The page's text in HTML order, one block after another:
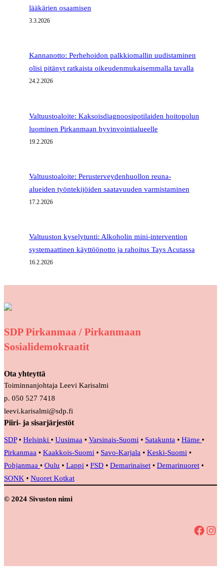
lääkärien osaamisen
3.3.2026
Kannanotto: Perhehoidon palkkiomallin uudistaminen
olisi pitänyt ratkaista oikeudenmukaisemmalla tavalla
24.2.2026
Valtuustoaloite: Kaksoisdiagnoosipotilaiden hoitopolun
luominen Pirkanmaan hyvinvointialueelle
19.2.2026
Valtuustoaloite: Perusterveydenhuollon reuna-
alueiden työntekijöiden saatavuuden varmistaminen
17.2.2026
Valtuuston kyselytunti: Alkoholin mini-intervention
systemaattinen käyttöönotto ja rahoitus Tays Acutassa
16.2.2026
SDP Pirkanmaa / Pirkanmaan
Sosialidemokraatit
Ota yhteyttä
Toiminnanjohtaja Leevi Karisalmi
p. 050 527 7418
leevi.karisalmi@sdp.fi
Piiri- ja sisarjärjestöt
SDP• Helsinki • Uusimaa • Varsinais-Suomi • Satakunta • Häme •
Pirkanmaa • Kaakkois-Suomi • Savo-Karjala • Keski-Suomi •
Pohjanmaa • Oulu • Lappi • FSD • Demarinaiset • Demarinuoret •
SONK • Nuoret Kotkat
© 2024 Sivuston nimi
Facebook Instagram